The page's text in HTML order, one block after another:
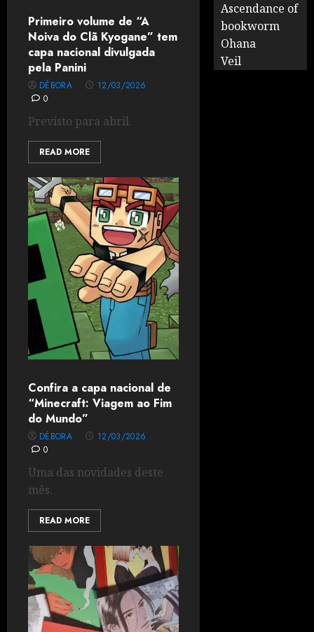
Primeiro volume de “A
Noiva do Clã Kyogane” tem
capa nacional divulgada
pela Panini
DÉBORA
12/03/2026
0
Previsto para abril.
READ MORE
Confira a capa nacional de
“Minecraft: Viagem ao Fim
do Mundo”
DÉBORA
12/03/2026
0
Uma das novidades deste
mês.
READ MORE
Ascendance of
bookworm
Ohana
Veil